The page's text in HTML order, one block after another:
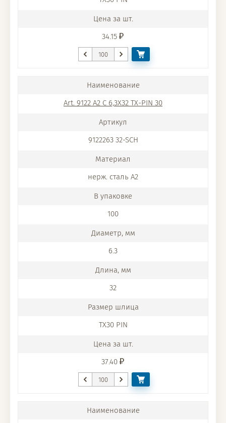
34.15
Art. 9122 A2 C 6,3X32 TX-PIN 30
9122263 32-SCH
нерж. сталь A2
100
6.3
32
TX30 PIN
37.40